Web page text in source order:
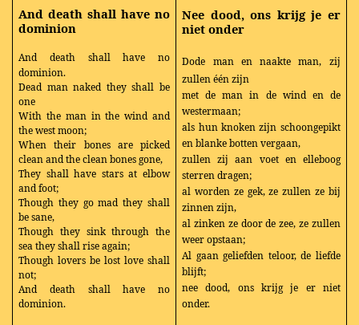
And death shall have no
dominion
And death shall have no
dominion.
Dead man naked they shall be
one
With the man in the wind and
the west moon;
When their bones are picked
clean and the clean bones gone,
They shall have stars at elbow
and foot;
Though they go mad they shall
be sane,
Though they sink through the
sea they shall rise again;
Though lovers be lost love shall
not;
And death shall have no
dominion.
Nee dood, ons krijg je er
niet onder
Dode man en naakte man, zij
zullen één zijn
met de man in de wind en de
westermaan;
als hun knoken zijn schoongepikt
en blanke botten vergaan,
zullen zij aan voet en elleboog
sterren dragen;
al worden ze gek, ze zullen ze bij
zinnen zijn,
al zinken ze door de zee, ze zullen
weer opstaan;
Al gaan geliefden teloor, de liefde
blijft;
nee dood, ons krijg je er niet
onder.